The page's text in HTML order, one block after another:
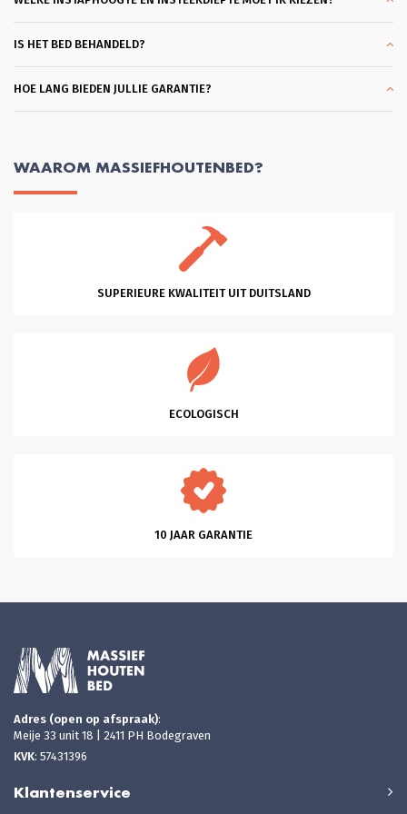
professionele hulp en vriendelijkheid
en klantgerichtheid, eentje die ik
met je mooie bedrijf!
IS HET BED BEHANDELD?
HOE LANG BIEDEN JULLIE GARANTIE?
WAAROM MASSIEFHOUTENBED?
SUPERIEURE KWALITEIT UIT DUITSLAND
ECOLOGISCH
10 JAAR GARANTIE
Adres (open op afspraak):
Meije 33 unit 18 | 2411 PH Bodegraven
KVK: 57431396
Klantenservice